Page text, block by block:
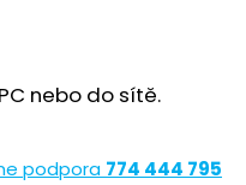
nebo do sítě.
podpora 774 444 795